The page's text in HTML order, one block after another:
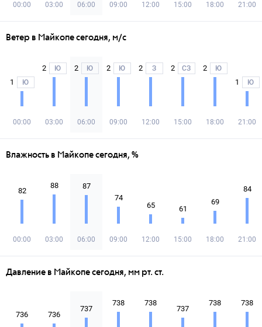
00:00 03:00 06:00 09:00 12:00 15:00 18:00 21:00
Ветер в Майкопе сегодня, м/с
1 Ю
00:00
2 Ю
03:00
2 Ю
06:00
2 Ю
09:00
2 З
12:00
2 СЗ
15:00
2 Ю
18:00
1 Ю
21:00
Влажность в Майкопе сегодня, %
82
00:00
88
03:00
87
06:00
74
09:00
65
12:00
61
15:00
69
18:00
84
21:00
Давление в Майкопе сегодня, мм рт. ст.
736 736
737
738 738
737
738 738